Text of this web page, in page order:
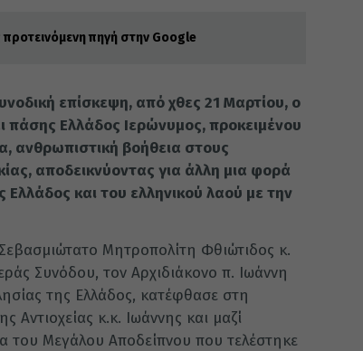
πηγή στην Google
επίσκεψη, από χθες 21 Μαρτίου, ο
Ελλάδος Ιερώνυμος, προκειμένου
ανθρωπιστική βοήθεια στους
αποδεικνύοντας για άλλη μια φορά
και του ελληνικού λαού με την
Μητροπολίτη Φθιώτιδος κ.
Συνόδου, τον Αρχιδιάκονο π. Ιωάννη
της Ελλάδος, κατέφθασε στη
κ.κ. Ιωάννης και μαζί
του Μεγάλου Αποδείπνου που τελέστηκε